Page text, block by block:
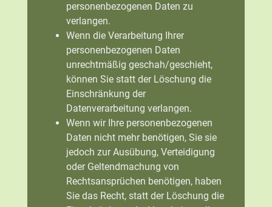
personenbezogenen Daten zu
verlangen.
Wenn die Verarbeitung Ihrer
personenbezogenen Daten
unrechtmäßig geschah/geschieht,
können Sie statt der Löschung die
Einschränkung der
Datenverarbeitung verlangen.
Wenn wir Ihre personenbezogenen
Daten nicht mehr benötigen, Sie sie
jedoch zur Ausübung, Verteidigung
oder Geltendmachung von
Rechtsansprüchen benötigen, haben
Sie das Recht, statt der Löschung die